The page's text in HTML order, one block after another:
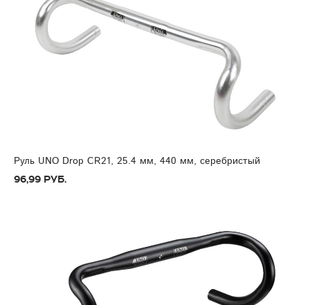
Руль UNO Drop CR21, 25.4 мм, 440 мм, серебристый
96,99 руб.